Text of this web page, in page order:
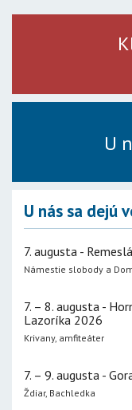
U
U nás sa dejú
7. augusta -
Námestie slobody a
7. – 8. augusta -
Lazoríka 2026
Krivany, amfiteáter
7. – 9. augusta -
Ždiar, Bachledka